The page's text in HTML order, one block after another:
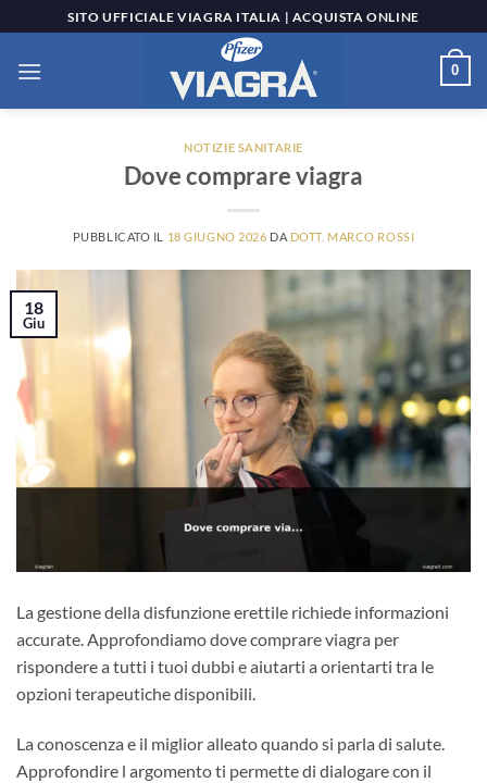
ai
contenuti
SITO UFFICIALE VIAGRA ITALIA | ACQUISTA ONLINE
0
NOTIZIE SANITARIE
Dove comprare viagra
PUBBLICATO IL 18 GIUGNO 2026 DA DOTT. MARCO ROSSI
18
Giu
La gestione della disfunzione erettile richiede informazioni
accurate. Approfondiamo dove comprare viagra per
rispondere a tutti i tuoi dubbi e aiutarti a orientarti tra le
opzioni terapeutiche disponibili.
La conoscenza e il miglior alleato quando si parla di salute.
Approfondire l argomento ti permette di dialogare con il